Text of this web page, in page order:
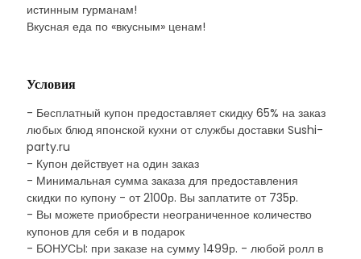
истинным гурманам!
Вкусная еда по «вкусным» ценам!
Условия
- Бесплатный купон предоставляет скидку 65% на заказ
любых блюд японской кухни от службы доставки Sushi-
party.ru
- Купон действует на один заказ
- Минимальная сумма заказа для предоставления
скидки по купону - от 2100р. Вы заплатите от 735р.
- Вы можете приобрести неограниченное количество
купонов для себя и в подарок
- БОНУСЫ: при заказе на сумму 1499р. - любой ролл в